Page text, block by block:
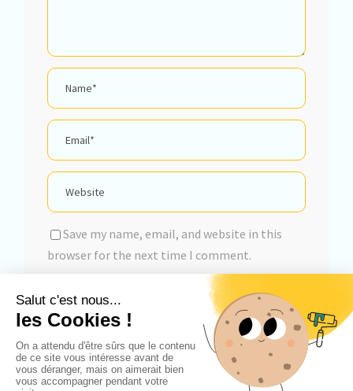
Save my name, email, and website in this
browser for the next time I comment.